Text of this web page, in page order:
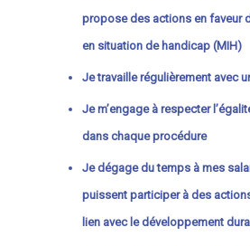
propose des actions en faveur
en situation de handicap (MIH)
Je travaille régulièrement avec
Je m’engage à respecter
dans chaque procédure
Je dégage du temps à mes
puissent participer à des
lien avec le développement